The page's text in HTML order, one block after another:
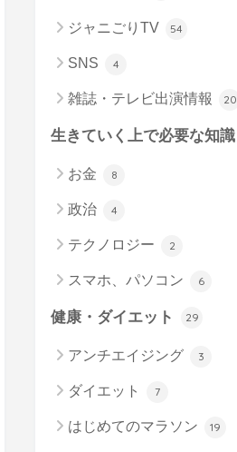
ジャニごりTV 54
SNS 4
雑誌・テレビ出演情報 20
生きていく上で必要な知識
お金 8
政治 4
テクノロジー 2
スマホ、パソコン 6
健康・ダイエット 29
アンチエイジング 3
ダイエット 7
はじめてのマラソン 19